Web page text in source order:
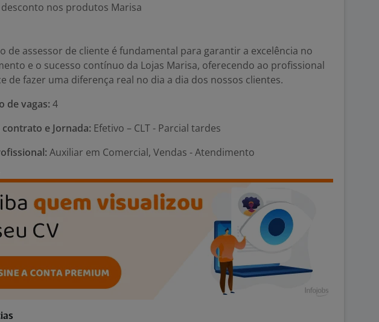
desconto nos produtos Marisa
de assessor de cliente é fundamental para garantir a excelência no
e o sucesso contínuo da Lojas Marisa, oferecendo ao profissional
de fazer uma diferença real no dia a dia dos nossos clientes.
de vagas: 4
e Jornada: Efetivo – CLT - Parcial tardes
Auxiliar em Comercial, Vendas - Atendimento